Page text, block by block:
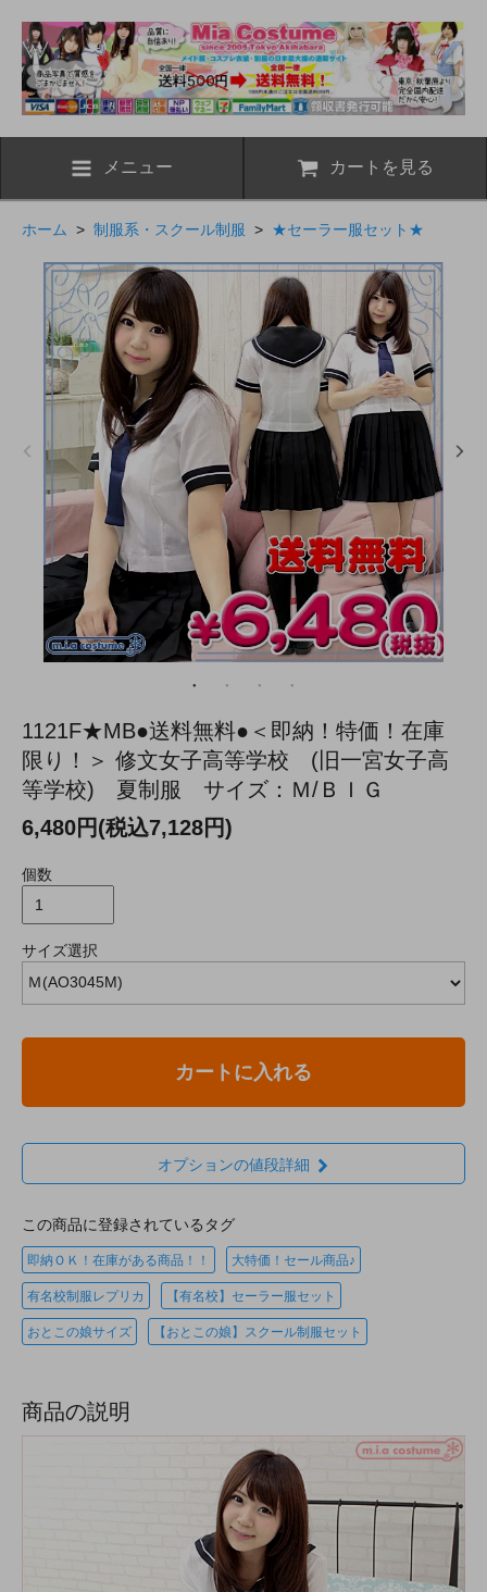
メニュー カートを見る
ホーム > 制服系・スクール制服 > ★セーラー服セット★
1121F★MB●送料無料●＜即納！特価！在庫
限り！＞ 修文女子高等学校 (旧一宮女子高
等学校) 夏制服 サイズ：Ｍ/ＢＩＧ
6,480円(税込7,128円)
個数
サイズ選択
カートに入れる
オプションの値段詳細
この商品に登録されているタグ
即納ＯＫ！在庫がある商品！！ 大特価！セール商品♪
有名校制服レプリカ 【有名校】セーラー服セット
おとこの娘サイズ 【おとこの娘】スクール制服セット
商品の説明